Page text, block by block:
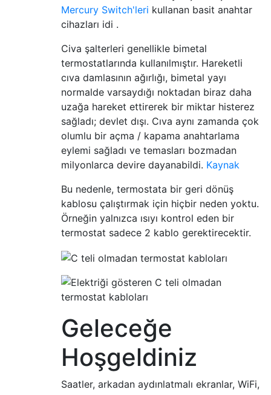
Mercury Switch'leri kullanan basit anahtar
cihazları idi .
Civa şalterleri genellikle bimetal
termostatlarında kullanılmıştır. Hareketli
cıva damlasının ağırlığı, bimetal yayı
normalde varsaydığı noktadan biraz daha
uzağa hareket ettirerek bir miktar histerez
sağladı; devlet dışı. Cıva aynı zamanda çok
olumlu bir açma / kapama anahtarlama
eylemi sağladı ve temasları bozmadan
milyonlarca devire dayanabildi. Kaynak
Bu nedenle, termostata bir geri dönüş
kablosu çalıştırmak için hiçbir neden yoktu.
Örneğin yalnızca ısıyı kontrol eden bir
termostat sadece 2 kablo gerektirecektir.
Geleceğe
Hoşgeldiniz
Saatler, arkadan aydınlatmalı ekranlar, WiFi,